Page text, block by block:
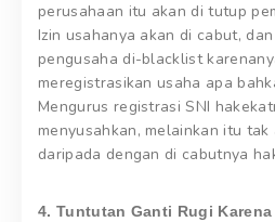
perusahaan itu akan di tutup
Izin usahanya akan di cabut,
pengusaha di-blacklist
meregistrasikan usaha apa
Mengurus registrasi SNI
menyusahkan, melainkan itu
daripada dengan di cabutnya
4. Tuntutan Ganti Rugi Karena